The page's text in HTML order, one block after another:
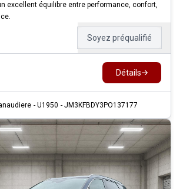
excellent équilibre entre performance, confort,
Soyez préqualifié
Détails
- U1950 - JM3KFBDY3PO137177